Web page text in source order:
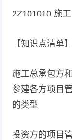
2Z101010 施
【知识点清单
施工总承包方
参建各方项目
的类型
投资方的项目